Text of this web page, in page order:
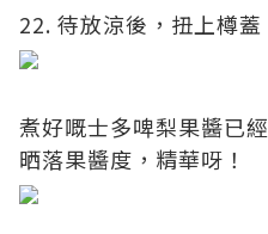
22. 待放涼後，扭上樽蓋
煮好嘅士多啤梨果醬已
晒落果醬度，精華呀！